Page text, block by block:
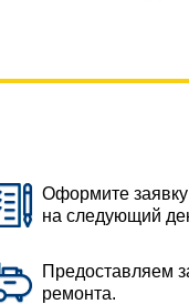
Оформите
на следующий
Предоставляем
ремонта.